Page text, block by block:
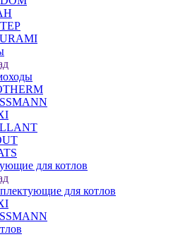
для котлов
для котлов